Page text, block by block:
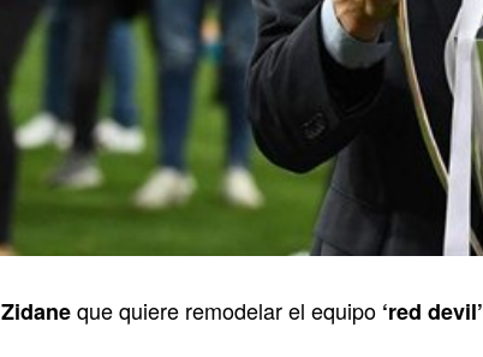
Zidaneque quiere remodelar el equipo ‘red devil’